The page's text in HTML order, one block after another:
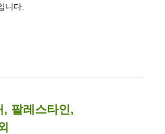
니다.
, 팔레스타인,